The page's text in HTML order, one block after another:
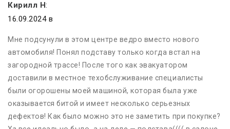
Кирилл Н:
16.09.2024 в
Мне подсунули в этом центре ведро вместо нового
автомобиля! Понял подставу только когда встал на
загородной трассе! После того как эвакуатором
доставили в местное техобслуживание специалисты
были огорошены моей машиной, которая была уже
оказывается битой и имеет несколько серьезных
дефектов! Как было можно это не заметить при покупке?